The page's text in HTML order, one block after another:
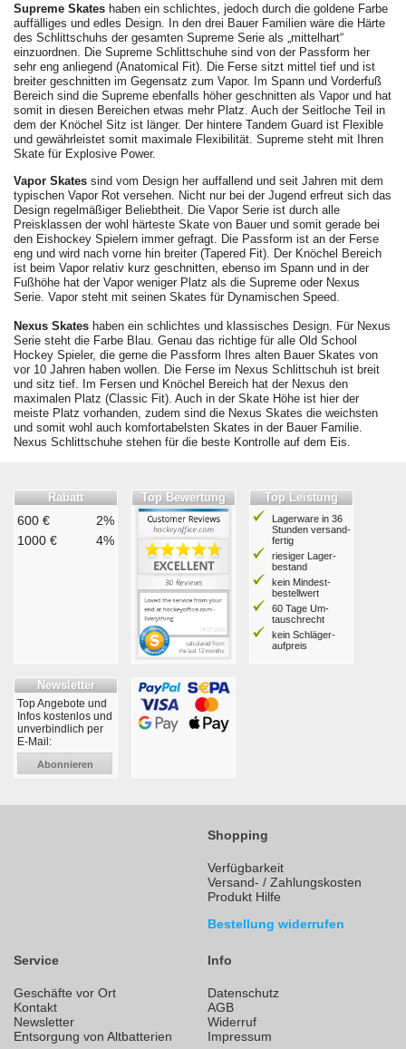
Supreme Skates haben ein schlichtes, jedoch durch die goldene Farbe
auffälliges und edles Design. In den drei Bauer Familien wäre die Härte
des Schlittschuhs der gesamten Supreme Serie als „mittelhart“
einzuordnen. Die Supreme Schlittschuhe sind von der Passform her
sehr eng anliegend (Anatomical Fit). Die Ferse sitzt mittel tief und ist
breiter geschnitten im Gegensatz zum Vapor. Im Spann und Vorderfuß
Bereich sind die Supreme ebenfalls höher geschnitten als Vapor und hat
somit in diesen Bereichen etwas mehr Platz. Auch der Seitloche Teil in
dem der Knöchel Sitz ist länger. Der hintere Tandem Guard ist Flexible
und gewährleistet somit maximale Flexibilität. Supreme steht mit Ihren
Skate für Explosive Power.
Vapor Skates sind vom Design her auffallend und seit Jahren mit dem
typischen Vapor Rot versehen. Nicht nur bei der Jugend erfreut sich das
Design regelmäßiger Beliebtheit. Die Vapor Serie ist durch alle
Preisklassen der wohl härteste Skate von Bauer und somit gerade bei
den Eishockey Spielern immer gefragt. Die Passform ist an der Ferse
eng und wird nach vorne hin breiter (Tapered Fit). Der Knöchel Bereich
ist beim Vapor relativ kurz geschnitten, ebenso im Spann und in der
Fußhöhe hat der Vapor weniger Platz als die Supreme oder Nexus
Serie. Vapor steht mit seinen Skates für Dynamischen Speed.
Nexus Skates haben ein schlichtes und klassisches Design. Für Nexus
Serie steht die Farbe Blau. Genau das richtige für alle Old School
Hockey Spieler, die gerne die Passform Ihres alten Bauer Skates von
vor 10 Jahren haben wollen. Die Ferse im Nexus Schlittschuh ist breit
und sitz tief. Im Fersen und Knöchel Bereich hat der Nexus den
maximalen Platz (Classic Fit). Auch in der Skate Höhe ist hier der
meiste Platz vorhanden, zudem sind die Nexus Skates die weichsten
und somit wohl auch komfortabelsten Skates in der Bauer Familie.
Nexus Schlittschuhe stehen für die beste Kontrolle auf dem Eis.
Rabatt
600 €
2%
1000 €
4%
Top Bewertung Top Leistung
Lagerware in 36
Stunden ver­sand­
fertig
riesiger Lager­
bestand
kein Mindest­
bestell­wert
60 Tage Um­
tausch­recht
kein Schläger­
aufpreis
Newsletter
Top Angebote und
Infos kostenlos und
unverbindlich per
E-Mail:
Abonnieren
Shopping
Verfügbarkeit
Versand- / Zahlungskosten
Produkt Hilfe
Bestellung widerrufen
Service
Geschäfte vor Ort
Kontakt
Newsletter
Entsorgung von Altbatterien
Info
Datenschutz
AGB
Widerruf
Impressum